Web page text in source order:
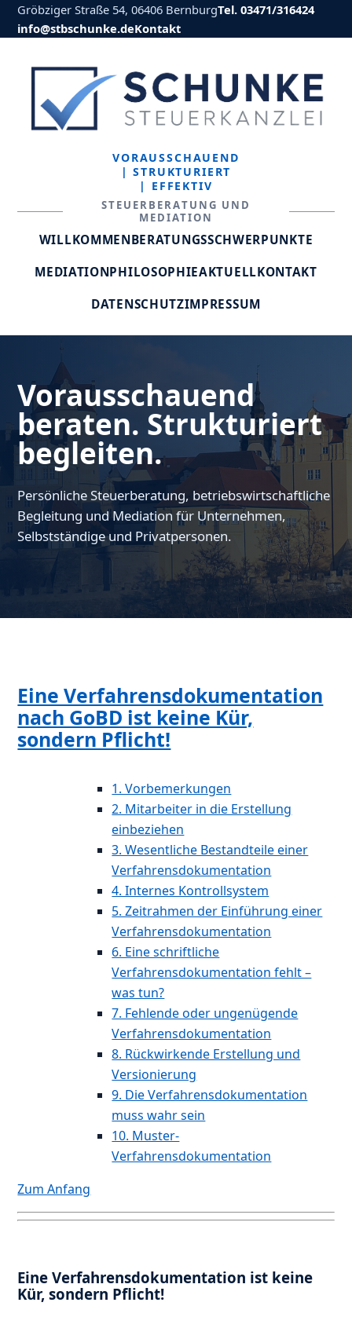
Gröbziger Straße 54, 06406 BernburgTel. 03471/316424
info@stbschunke.deKontakt
VORAUSSCHAUEND
| STRUKTURIERT
| EFFEKTIV
STEUERBERATUNG UND
MEDIATION
WILLKOMMENBERATUNGSSCHWERPUNKTE
MEDIATIONPHILOSOPHIEAKTUELLKONTAKT
DATENSCHUTZIMPRESSUM
Vorausschauend
beraten. Strukturiert
begleiten.
Persönliche Steuerberatung, betriebswirtschaftliche
Begleitung und Mediation für Unternehmen,
Selbstständige und Privatpersonen.
Eine Verfahrensdokumentation
nach GoBD ist keine Kür,
sondern Pflicht!
1. Vorbemerkungen
2. Mitarbeiter in die Erstellung
einbeziehen
3. Wesentliche Bestandteile einer
Verfahrensdokumentation
4. Internes Kontrollsystem
5. Zeitrahmen der Einführung einer
Verfahrensdokumentation
6. Eine schriftliche
Verfahrensdokumentation fehlt –
was tun?
7. Fehlende oder ungenügende
Verfahrensdokumentation
8. Rückwirkende Erstellung und
Versionierung
9. Die Verfahrensdokumentation
muss wahr sein
10. Muster-
Verfahrensdokumentation
Zum Anfang
Eine Verfahrensdokumentation ist keine
Kür, sondern Pflicht!